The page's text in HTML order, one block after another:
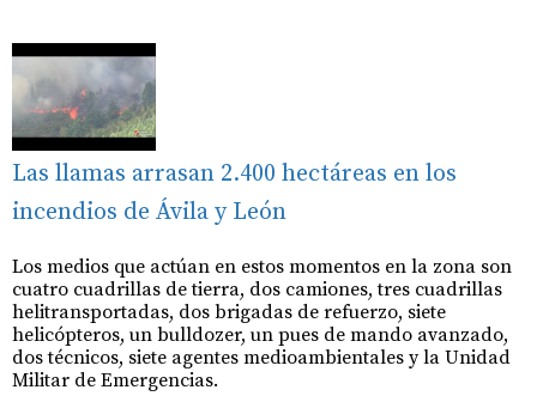
Las llamas arrasan 2.400 hectáreas en los
incendios de Ávila y León
Los medios que actúan en estos momentos en la zona son
cuatro cuadrillas de tierra, dos camiones, tres cuadrillas
helitransportadas, dos brigadas de refuerzo, siete
helicópteros, un bulldozer, un pues de mando avanzado,
dos técnicos, siete agentes medioambientales y la Unidad
Militar de Emergencias.